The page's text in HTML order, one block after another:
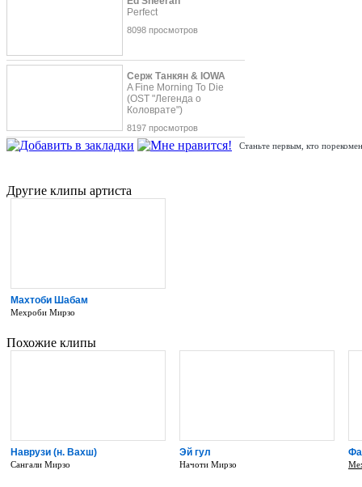
Perfect
8098 просмотров
Серж Танкян & IOWA
A Fine Morning To Die
(OST "Легенда о
Коловрате")
8197 просмотров
Станьте первым, кто
Другие клипы артиста
Махтоби Шабам
Мехроби Мирзо
Похожие клипы
Наврузи (н. Вахш)
Сангали Мирзо
Эй гул
Начоти Мирзо